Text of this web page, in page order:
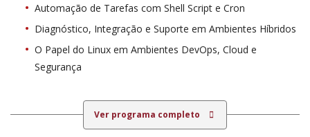
Automação de Tarefas com Shell Script e Cron
Diagnóstico, Integração e Suporte em Ambientes Híbridos
O Papel do Linux em Ambientes DevOps, Cloud e
Segurança
Ver programa completo